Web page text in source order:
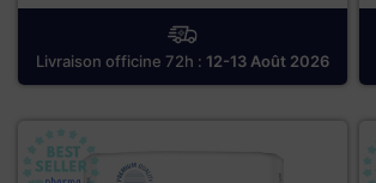
Livraison officine 72h : 12-13 Août 2026